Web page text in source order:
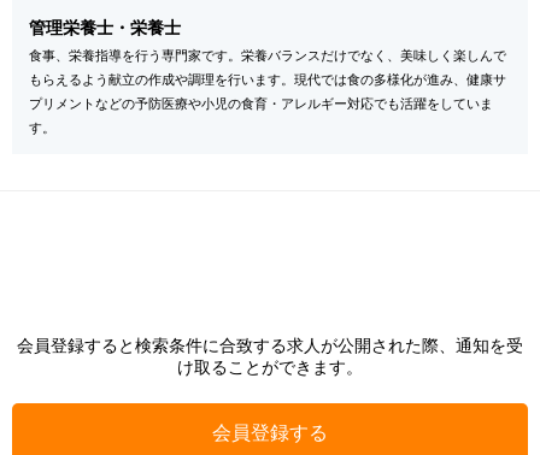
管理栄養士・栄養士
食事、栄養指導を行う専門家です。栄養バランスだけでなく、美味しく楽しんで
もらえるよう献立の作成や調理を行います。現代では食の多様化が進み、健康サ
プリメントなどの予防医療や小児の食育・アレルギー対応でも活躍をしていま
す。
会員登録すると検索条件に合致する求人が公開された際、通知を受
け取ることができます。
会員登録する